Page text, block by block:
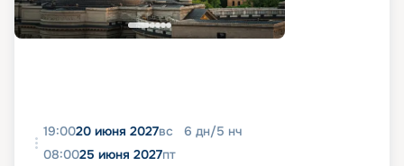
19:0020 июня 2027вс 6 дн/5 нч
08:0025 июня 2027пт